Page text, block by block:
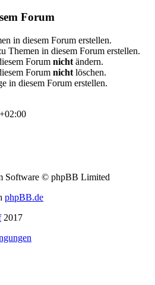
Forum
in diesem Forum erstellen.
Themen in diesem Forum erstellen.
Forum nicht ändern.
Forum nicht löschen.
in diesem Forum erstellen.
Software © phpBB Limited
phpBB.de
2017